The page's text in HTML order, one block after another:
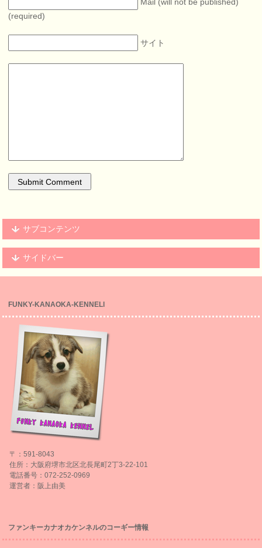
(required)
サイト
サブコンテンツ
サイドバー
FUNKY-KANAOKA-KENNELl
〒：591-8043
住所：大阪府堺市北区北長尾町2丁3-22-101
電話番号：072-252-0969
運営者：阪上由美
ファンキーカナオカケンネルのコーギー情報